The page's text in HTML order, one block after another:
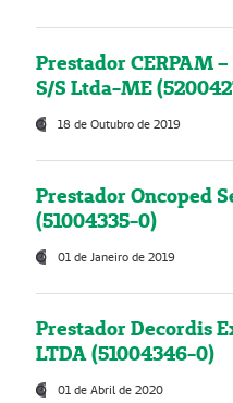
Prestador CERPAM
S/S Ltda-ME
18 de Outubro de 2019
Prestador Oncoped
(51004335-0)
01 de Janeiro de 2019
Prestador Decordis
LTDA (51004346-0)
01 de Abril de 2020